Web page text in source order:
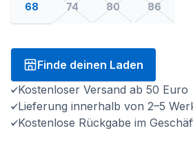
68 74 80 86
Finde deinen Laden
Kostenloser Versand ab 50 Euro
Lieferung innerhalb von 2–5
Kostenlose Rückgabe im